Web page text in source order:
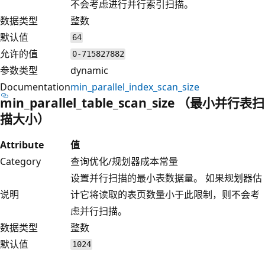
不会考虑进行并行索引扫描。
数据类型
整数
默认值
64
允许的值 0-715827882
参数类型
dynamic
Documentationmin_parallel_index_scan_size
min_parallel_table_scan_size （最小并行表扫
描大小）
Attribute
值
Category
查询优化/规划器成本常量
说明
设置并行扫描的最小表数据量。 如果规划器估
计它将读取的表页数量小于此限制，则不会考
虑并行扫描。
数据类型
整数
默认值
1024